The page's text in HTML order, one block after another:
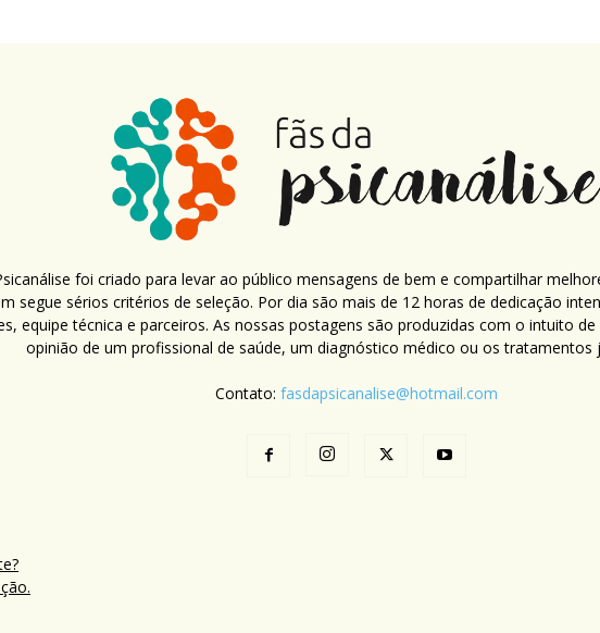
foi criado para levar ao público mensagens de bem e compartilhar
segue sérios critérios de seleção. Por dia são mais de 12 horas de dedicação
equipe técnica e parceiros. As nossas postagens são produzidas com o intuito
opinião de um profissional de saúde, um diagnóstico médico ou os tratamentos
Contato: fasdapsicanalise@hotmail.com